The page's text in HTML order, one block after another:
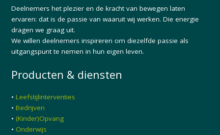
Deelnemers het plezier en de kracht van bewegen laten
ervaren: dat is de passie van waaruit wij werken. Die energie
dragen we graag uit.
We willen deelnemers inspireren om diezelfde passie als
uitgangspunt te nemen in hun eigen leven.
Producten & diensten
• Leefstijlinterventies
• Bedrijven
• (Kinder)Opvang
• Onderwijs